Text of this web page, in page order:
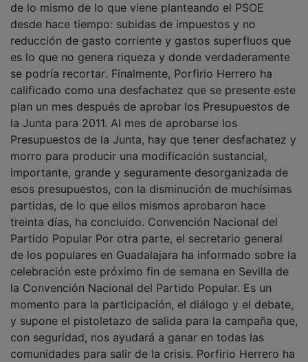
de lo mismo de lo que viene planteando el PSOE
desde hace tiempo: subidas de impuestos y no
reducción de gasto corriente y gastos superfluos que
es lo que no genera riqueza y donde verdaderamente
se podría recortar. Finalmente, Porfirio Herrero ha
calificado como una desfachatez que se presente este
plan un mes después de aprobar los Presupuestos de
la Junta para 2011. Al mes de aprobarse los
Presupuestos de la Junta, hay que tener desfachatez y
morro para producir una modificación sustancial,
importante, grande y seguramente desorganizada de
esos presupuestos, con la disminución de muchísimas
partidas, de lo que ellos mismos aprobaron hace
treinta días, ha concluido. Convención Nacional del
Partido Popular Por otra parte, el secretario general
de los populares en Guadalajara ha informado sobre la
celebración este próximo fin de semana en Sevilla de
la Convención Nacional del Partido Popular. Es un
momento para la participación, el diálogo y el debate,
y supone el pistoletazo de salida para la campaña que,
con seguridad, nos ayudará a ganar en todas las
comunidades para salir de la crisis. Porfirio Herrero ha